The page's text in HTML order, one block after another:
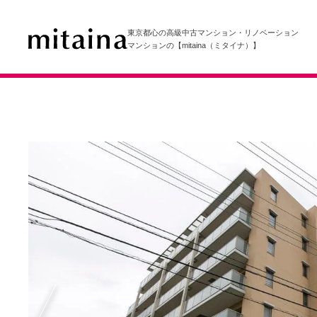
東京都心の高級中古マンション・リノベーション
マンションの【mitaina（ミタイナ）】